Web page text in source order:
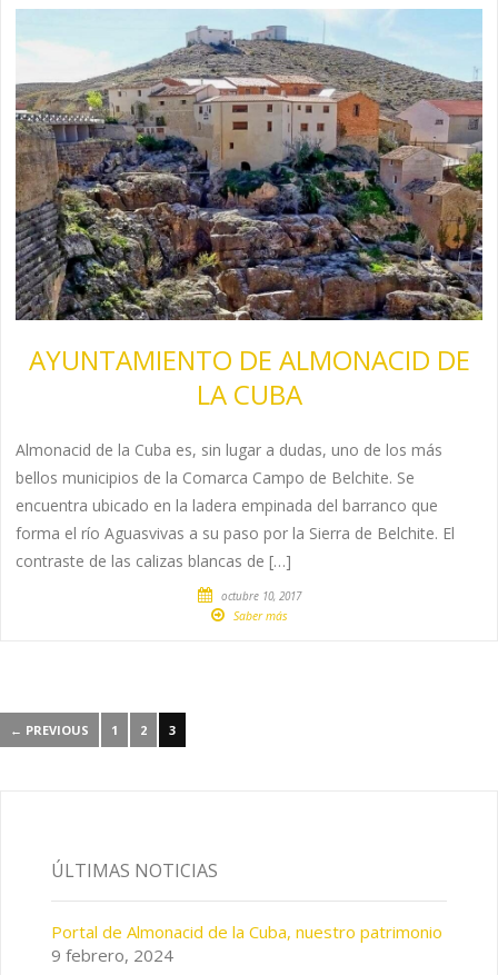
AYUNTAMIENTO DE ALMONACID DE
LA CUBA
Almonacid de la Cuba es, sin lugar a dudas, uno de los más
bellos municipios de la Comarca Campo de Belchite. Se
encuentra ubicado en la ladera empinada del barranco que
forma el río Aguasvivas a su paso por la Sierra de Belchite. El
contraste de las calizas blancas de […]
octubre 10, 2017
Saber más
← PREVIOUS 1 2 3
ÚLTIMAS NOTICIAS
Portal de Almonacid de la Cuba, nuestro patrimonio
9 febrero, 2024